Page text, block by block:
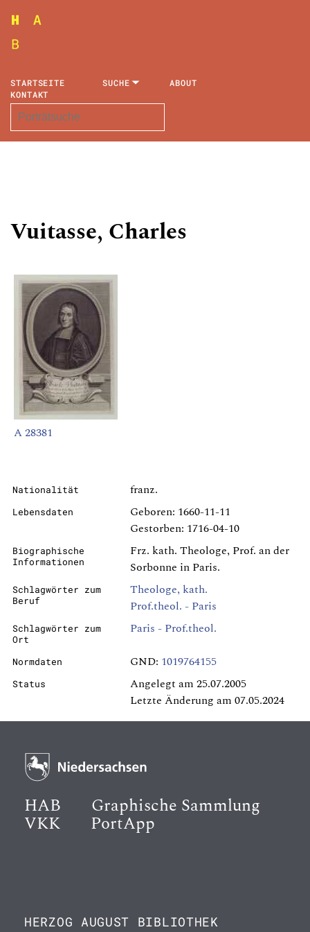
STARTSEITE SUCHE
ABOUT
KONTAKT
Vuitasse, Charles
A 28381
Nationalität franz.
Lebensdaten
Geboren: 1660-11-11
Gestorben: 1716-04-10
Biographische
Informationen
Frz. kath. Theologe, Prof. an der
Sorbonne in Paris.
Schlagwörter zum
Beruf
Theologe, kath.
Prof.theol. - Paris
Schlagwörter zum
Ort
Paris - Prof.theol.
Normdaten GND: 1019764155
Status
Angelegt am 25.07.2005
Letzte Änderung am 07.05.2024
HAB Graphische Sammlung
VKK PortApp
HERZOG AUGUST BIBLIOTHEK